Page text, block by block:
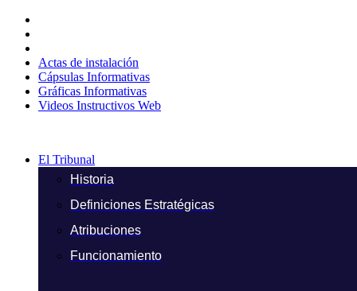
contenido
Actas de instalación
Cápsulas Informativas
Gráficas Informativas
Videos Instructivos Web
El Tribunal
Historia
Definiciones Estratégicas
Atribuciones
Funcionamiento